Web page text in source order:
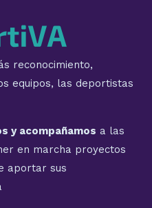
reconocimiento,
equipos, las deportistas
y acompañamos a las
en marcha proyectos
aportar sus